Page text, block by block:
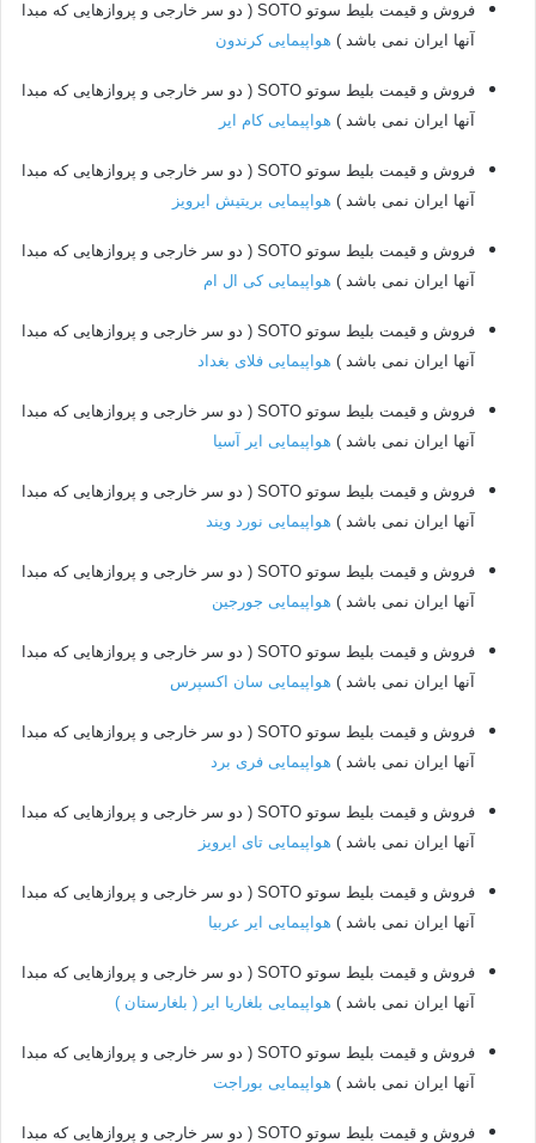
فروش و قیمت بلیط سوتو SOTO ( دو سر خارجی و پروازهایی که مبدا
آنها ایران نمی باشد ) هواپیمایی کرندون
فروش و قیمت بلیط سوتو SOTO ( دو سر خارجی و پروازهایی که مبدا
آنها ایران نمی باشد ) هواپیمایی کام ایر
فروش و قیمت بلیط سوتو SOTO ( دو سر خارجی و پروازهایی که مبدا
آنها ایران نمی باشد ) هواپیمایی بریتیش ایرویز
فروش و قیمت بلیط سوتو SOTO ( دو سر خارجی و پروازهایی که مبدا
آنها ایران نمی باشد ) هواپیمایی کی ال ام
فروش و قیمت بلیط سوتو SOTO ( دو سر خارجی و پروازهایی که مبدا
آنها ایران نمی باشد ) هواپیمایی فلای بغداد
فروش و قیمت بلیط سوتو SOTO ( دو سر خارجی و پروازهایی که مبدا
آنها ایران نمی باشد ) هواپیمایی ایر آسیا
فروش و قیمت بلیط سوتو SOTO ( دو سر خارجی و پروازهایی که مبدا
آنها ایران نمی باشد ) هواپیمایی نورد ویند
فروش و قیمت بلیط سوتو SOTO ( دو سر خارجی و پروازهایی که مبدا
آنها ایران نمی باشد ) هواپیمایی جورجین
فروش و قیمت بلیط سوتو SOTO ( دو سر خارجی و پروازهایی که مبدا
آنها ایران نمی باشد ) هواپیمایی سان اکسپرس
فروش و قیمت بلیط سوتو SOTO ( دو سر خارجی و پروازهایی که مبدا
آنها ایران نمی باشد ) هواپیمایی فری برد
فروش و قیمت بلیط سوتو SOTO ( دو سر خارجی و پروازهایی که مبدا
آنها ایران نمی باشد ) هواپیمایی تای ایرویز
فروش و قیمت بلیط سوتو SOTO ( دو سر خارجی و پروازهایی که مبدا
آنها ایران نمی باشد ) هواپیمایی ایر عربیا
فروش و قیمت بلیط سوتو SOTO ( دو سر خارجی و پروازهایی که مبدا
آنها ایران نمی باشد ) هواپیمایی بلغاریا ایر ( بلغارستان )
فروش و قیمت بلیط سوتو SOTO ( دو سر خارجی و پروازهایی که مبدا
آنها ایران نمی باشد ) هواپیمایی بوراجت
فروش و قیمت بلیط سوتو SOTO ( دو سر خارجی و پروازهایی که مبدا